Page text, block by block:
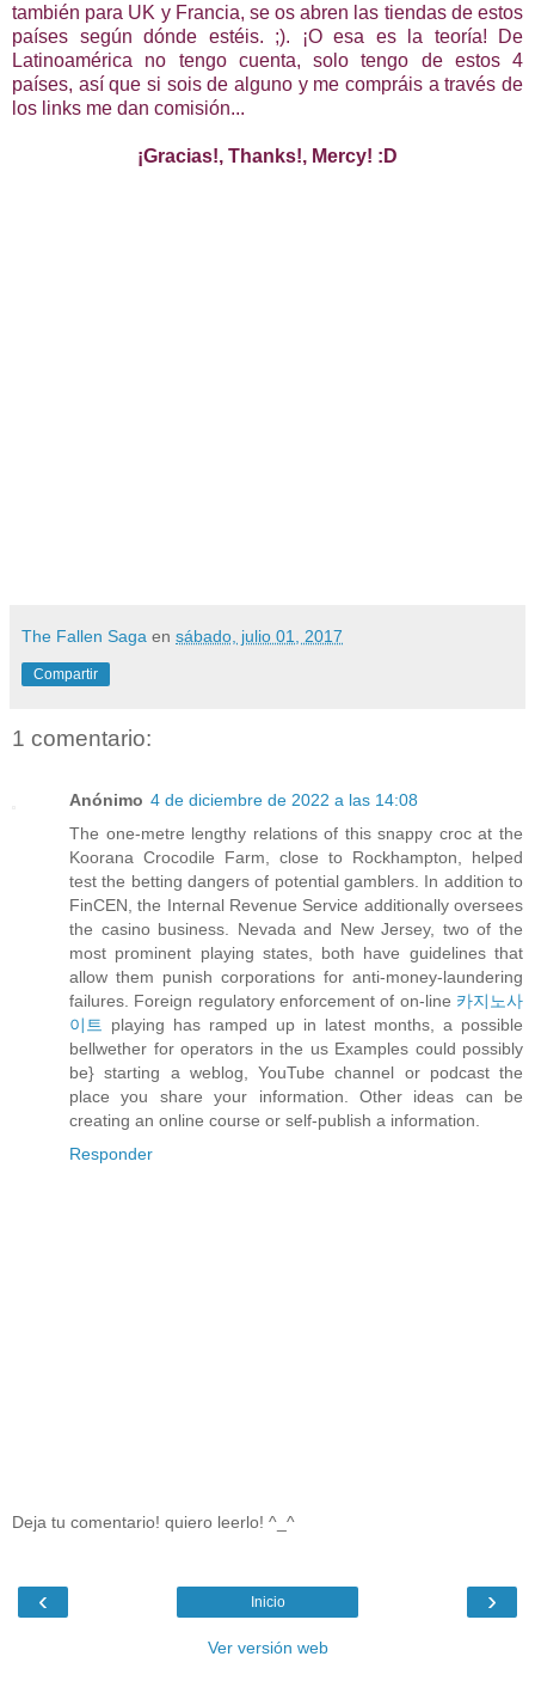
también para UK y Francia, se os abren las tiendas de estos
países según dónde estéis. ;). ¡O esa es la teoría! De
Latinoamérica no tengo cuenta, solo tengo de estos 4
países, así que si sois de alguno y me compráis a través de
los links me dan comisión...
¡Gracias!, Thanks!, Mercy! :D
The Fallen Saga en sábado, julio 01, 2017
Compartir
1 comentario:
Anónimo 4 de diciembre de 2022 a las 14:08
The one-metre lengthy relations of this snappy croc at the
Koorana Crocodile Farm, close to Rockhampton, helped
test the betting dangers of potential gamblers. In addition to
FinCEN, the Internal Revenue Service additionally oversees
the casino business. Nevada and New Jersey, two of the
most prominent playing states, both have guidelines that
allow them punish corporations for anti-money-laundering
failures. Foreign regulatory enforcement of on-line 카지노사
이트
playing has ramped up in latest months, a possible
bellwether for operators in the us Examples could possibly
be} starting a weblog, YouTube channel or podcast the
place you share your information. Other ideas can be
creating an online course or self-publish a information.
Responder
Deja tu comentario! quiero leerlo! ^_^
‹ ›
Inicio
Ver versión web